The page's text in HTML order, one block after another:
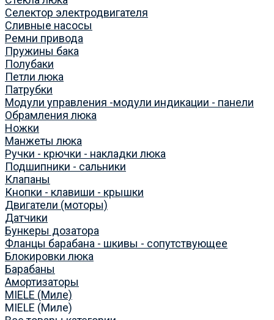
Селектор электродвигателя
Сливные насосы
Ремни привода
Пружины бака
Полубаки
Петли люка
Патрубки
Модули управления -модули индикации - панели
Обрамления люка
Ножки
Манжеты люка
Ручки - крючки - накладки люка
Подшипники - сальники
Клапаны
Кнопки - клавиши - крышки
Двигатели (моторы)
Датчики
Бункеры дозатора
Фланцы барабана - шкивы - сопутствующее
Блокировки люка
Барабаны
Амортизаторы
MIELE (Миле)
MIELE (Миле)